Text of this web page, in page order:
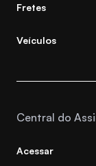
Fretes
Veículos
Central do
Acessar